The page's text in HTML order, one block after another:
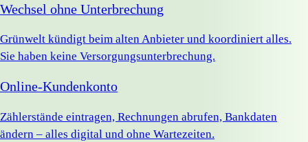
Wechsel ohne Unterbrechung
Grünwelt kündigt beim alten Anbieter und koordiniert alles.
Sie haben keine Versorgungsunterbrechung.
Online-Kundenkonto
Zählerstände eintragen, Rechnungen abrufen, Bankdaten
ändern – alles digital und ohne Wartezeiten.